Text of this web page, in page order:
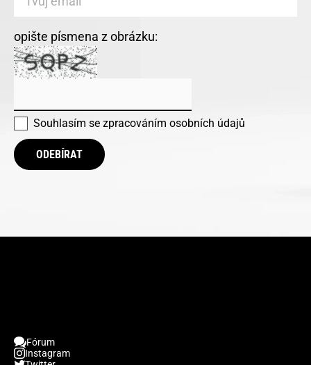
opište písmena z obrázku:
Souhlasím se zpracováním osobních údajů
ODEBÍRAT
Fórum
Instagram